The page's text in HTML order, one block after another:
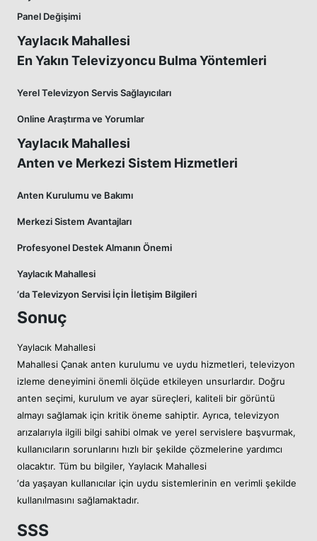
Panel Değişimi
Yaylacık Mahallesi
En Yakın Televizyoncu Bulma Yöntemleri
Yerel Televizyon Servis Sağlayıcıları
Online Araştırma ve Yorumlar
Yaylacık Mahallesi
Anten ve Merkezi Sistem Hizmetleri
Anten Kurulumu ve Bakımı
Merkezi Sistem Avantajları
Profesyonel Destek Almanın Önemi
Yaylacık Mahallesi
‘da Televizyon Servisi İçin İletişim Bilgileri
Sonuç
Yaylacık Mahallesi
Mahallesi Çanak anten kurulumu ve uydu hizmetleri, televizyon
izleme deneyimini önemli ölçüde etkileyen unsurlardır. Doğru
anten seçimi, kurulum ve ayar süreçleri, kaliteli bir görüntü
almayı sağlamak için kritik öneme sahiptir. Ayrıca, televizyon
arızalarıyla ilgili bilgi sahibi olmak ve yerel servislere başvurmak,
kullanıcıların sorunlarını hızlı bir şekilde çözmelerine yardımcı
olacaktır. Tüm bu bilgiler, Yaylacık Mahallesi
‘da yaşayan kullanıcılar için uydu sistemlerinin en verimli şekilde
kullanılmasını sağlamaktadır.
SSS